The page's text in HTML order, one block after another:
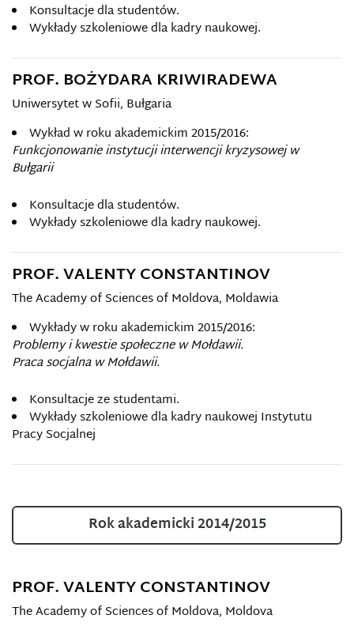
Konsultacje dla studentów.
Wykłady szkoleniowe dla kadry naukowej.
PROF. BOŻYDARA KRIWIRADEWA
Uniwersytet w Sofii, Bułgaria
Wykład w roku akademickim 2015/2016:
Funkcjonowanie instytucji interwencji kryzysowej w
Bułgarii
Konsultacje dla studentów.
Wykłady szkoleniowe dla kadry naukowej.
PROF. VALENTY CONSTANTINOV
TheAcademy of Sciences of Moldova, Moldawia
Wykłady w roku akademickim 2015/2016:
Problemy i kwestie społeczne w Mołdawii.
Praca socjalna w Mołdawii.
Konsultacje ze studentami.
Wykłady szkoleniowe dla kadry naukowej Instytutu
Pracy Socjalnej
Rok akademicki 2014/2015
PROF. VALENTY CONSTANTINOV
TheAcademy of Sciences of Moldova, Moldova